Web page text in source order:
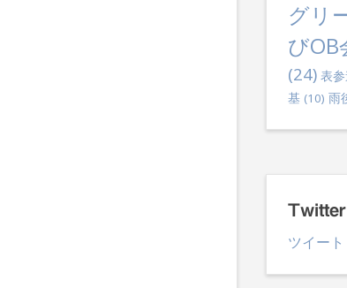
グリ
びOB
(24) 表
基 (10) 雨
Twitter
ツイート